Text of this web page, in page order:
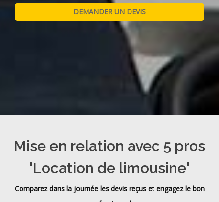
Mise en relation avec 5 pros
'Location de limousine'
Comparez dans la journée les devis reçus et engagez le bon